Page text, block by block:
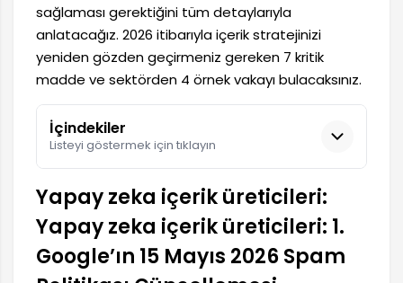
sağlaması gerektiğini tüm detaylarıyla
anlatacağız. 2026 itibarıyla içerik stratejinizi
yeniden gözden geçirmeniz gereken 7 kritik
madde ve sektörden 4 örnek vakayı bulacaksınız.
İçindekiler
Listeyi göstermek için tıklayın
Yapay zeka içerik üreticileri:
Yapay zeka içerik üreticileri: 1.
Google’ın 15 Mayıs 2026 Spam